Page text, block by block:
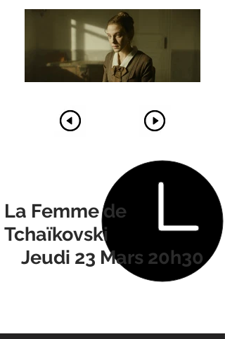
La Femme de
Tchaïkovski
Jeudi 23 Mars 20h30